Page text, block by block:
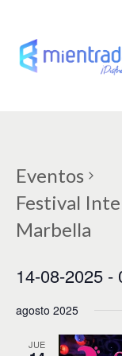
Eventos
Festival
Marbella
14-08-2025 -
e
agosto 2025
JUE